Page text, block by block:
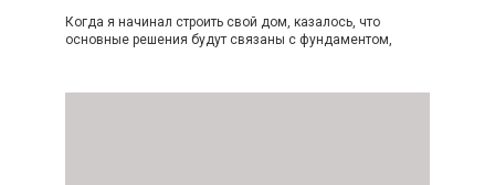
Когда я начинал строить свой дом, казалось, что
основные решения будут связаны с фундаментом,